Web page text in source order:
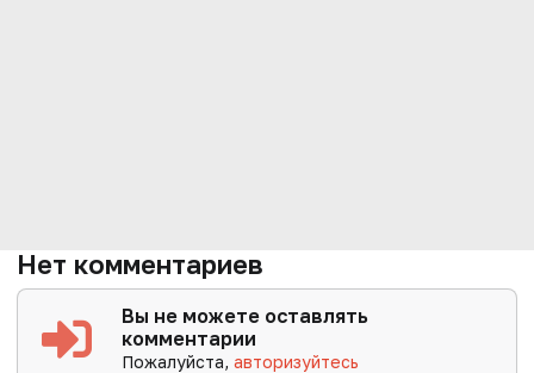
Нет комментариев
Вы не можете оставлять
комментарии
Пожалуйста,авторизуйтесь